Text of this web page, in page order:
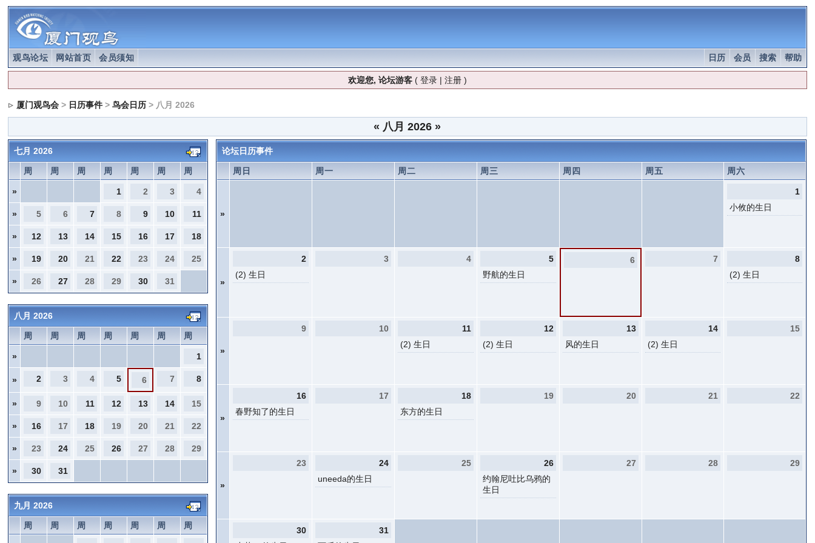
观鸟论坛 网站首页 会员须知 帮助
搜索
会员
日历
欢迎您, 论坛游客( 登录| 注册)
厦门观鸟会 > 日历事件 >鸟会日历 > 八月 2026
« 八月 2026 »
七月 2026
周 周 周 周 周 周 周
» 1 2 3 4
» 5 6 7 8 9 10 11
» 12 13 14 15 16 17 18
» 19 20 21 22 23 24 25
» 26 27 28 29 30 31
八月 2026
周 周 周 周 周 周 周
» 1
» 2 3 4 5 6 7 8
» 9 10 11 12 13 14 15
» 16 17 18 19 20 21 22
» 23 24 25 26 27 28 29
» 30 31
九月 2026
周 周 周 周 周 周 周
论坛日历事件
周日 周一 周二 周三 周四 周五 周六
»
1
小攸的生日
»
2
(2) 生日
3 4
5
野航的生日
6 7
8
(2) 生日
»
9 10
11
(2) 生日
12
(2) 生日
13
风的生日
14
(2) 生日
15
»
16
春野知了的生日
17
18
东方的生日
19 20 21 22
»
23
24
uneeda的生日
25
26
约翰尼吐比乌鸦的
生日
27 28 29
30
31